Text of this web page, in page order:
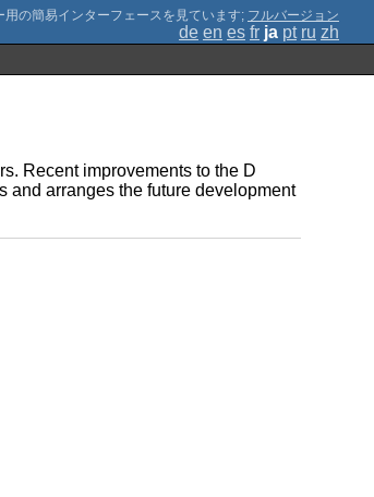
; フルバージョン
de en es fr ja pt ru zh
Recent improvements to the D
and arranges the future development